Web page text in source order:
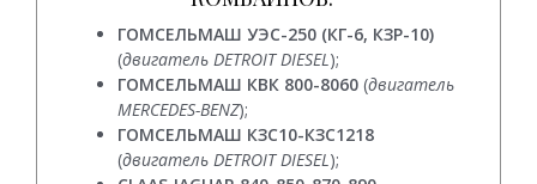
ГОМСЕЛЬМАШ УЭС-250 (КГ-6, КЗР-10)
(двигатель DETROIT DIESEL);
ГОМСЕЛЬМАШ КВК 800-8060 (двигатель
MERCEDES-BENZ);
ГОМСЕЛЬМАШ КЗС10-КЗС1218
(двигатель DETROIT DIESEL);